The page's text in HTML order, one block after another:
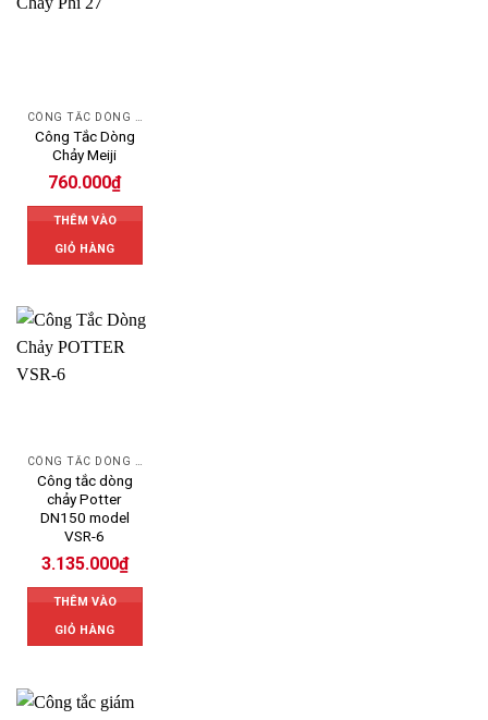
CÔNG TẮC DÒNG CHẢY
Công Tắc Dòng
Chảy Meiji
760.000₫
THÊM VÀO
GIỎ HÀNG
CÔNG TẮC DÒNG CHẢY
Công tắc dòng
chảy Potter
DN150 model
VSR-6
3.135.000₫
THÊM VÀO
GIỎ HÀNG